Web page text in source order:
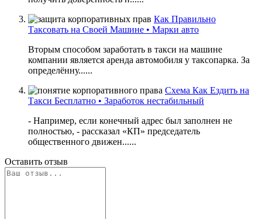
Как Правильно
Таксовать на Своей Машине • Mapки aвтo
Вторым способом заработать в такси на машине
компании является аренда автомобиля у таксопарка. За
определённу......
Схема Как Ездить на
Такси Бесплатно • Заработок нестабильный
- Например, если конечный адрес был заполнен не
полностью, - рассказал «КП» председатель
общественного движен......
Оставить отзыв